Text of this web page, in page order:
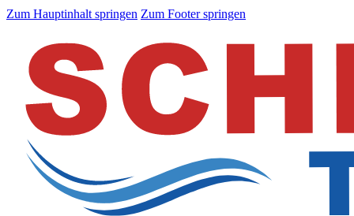
Zum Hauptinhalt springen Zum Footer springen